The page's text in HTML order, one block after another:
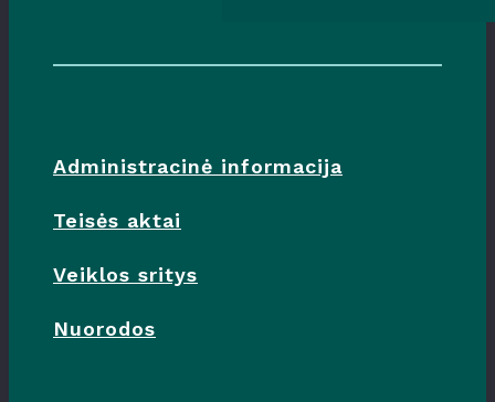
Administracinė informacija
Teisės aktai
Veiklos sritys
Nuorodos